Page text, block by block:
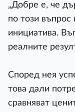
„Добре е, че
по този въпрос
инициатива.
реалните
Според нея
това дали
сравняват